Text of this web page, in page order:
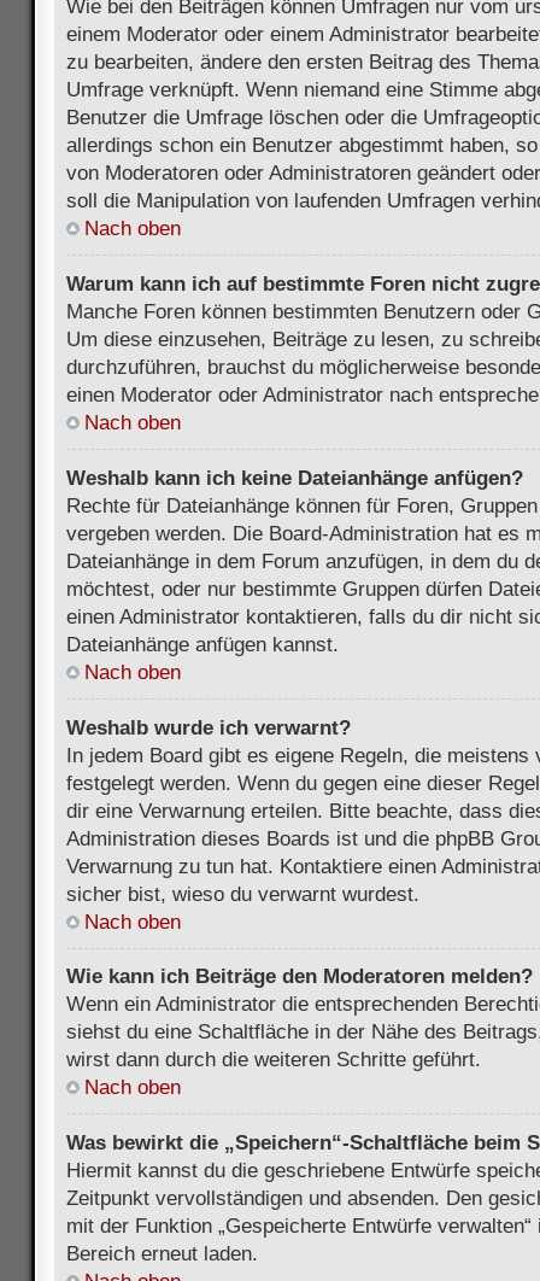
Wie bei den Beiträgen können Umfragen nur vom
einem Moderator oder einem Administrator
zu bearbeiten, ändere den ersten Beitrag des
Umfrage verknüpft. Wenn niemand eine Stimme
Benutzer die Umfrage löschen oder die
allerdings schon ein Benutzer abgestimmt haben,
von Moderatoren oder Administratoren geändert
soll die Manipulation von laufenden Umfragen
Nach oben
Warum kann ich auf bestimmte Foren nicht
Manche Foren können bestimmten Benutzern oder
Um diese einzusehen, Beiträge zu lesen, zu
durchzuführen, brauchst du möglicherweise
einen Moderator oder Administrator nach
Nach oben
Weshalb kann ich keine Dateianhänge anfügen?
Rechte für Dateianhänge können für Foren,
vergeben werden. Die Board-Administration hat es
Dateianhänge in dem Forum anzufügen, in dem du
möchtest, oder nur bestimmte Gruppen dürfen
einen Administrator kontaktieren, falls du dir nicht
Dateianhänge anfügen kannst.
Nach oben
Weshalb wurde ich verwarnt?
In jedem Board gibt es eigene Regeln, die meistens
festgelegt werden. Wenn du gegen eine dieser
dir eine Verwarnung erteilen. Bitte beachte, dass
Administration dieses Boards ist und die phpBB
Verwarnung zu tun hat. Kontaktiere einen
sicher bist, wieso du verwarnt wurdest.
Nach oben
Wie kann ich Beiträge den Moderatoren melden?
Wenn ein Administrator die entsprechenden
siehst du eine Schaltfläche in der Nähe des
wirst dann durch die weiteren Schritte geführt.
Nach oben
Was bewirkt die „Speichern“-Schaltfläche beim
Hiermit kannst du die geschriebene Entwürfe
Zeitpunkt vervollständigen und absenden. Den
mit der Funktion „Gespeicherte Entwürfe
Bereich erneut laden.